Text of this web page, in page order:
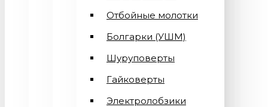
Отбойные молотки
Болгарки (УШМ)
Шуруповерты
Гайковерты
Электролобзики